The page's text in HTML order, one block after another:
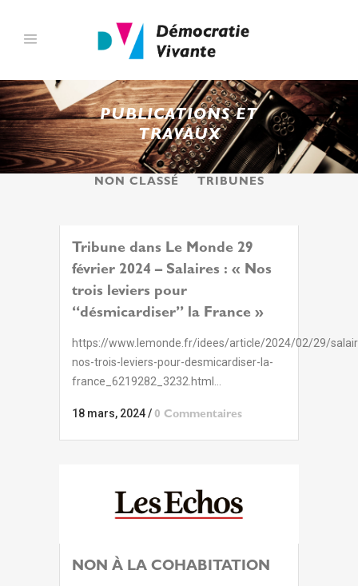
PUBLICATIONS ET
TRAVAUX
TOUS
INFOLETTRES
NON CLASSÉ
TRIBUNES
Tribune dans Le Monde 29
février 2024 – Salaires : « Nos
trois leviers pour
“désmicardiser” la France »
https://www.lemonde.fr/idees/article/2024/02/29/
nos-trois-leviers-pour-desmicardiser-la-
france_6219282_3232.html...
18 mars, 2024/ 0 Commentaires
NON À LA COHABITATION